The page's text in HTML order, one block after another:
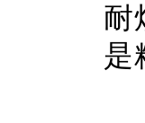
耐
是